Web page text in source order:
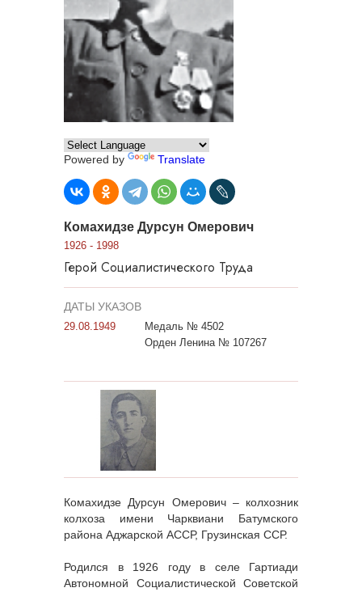
Powered by Translate
Комахидзе Дурсун Омерович
1926 - 1998
Герой Социалистического Труда
ДАТЫ УКАЗОВ
29.08.1949
Медаль № 4502
Орден Ленина № 107267
Комахидзе Дурсун Омерович – колхозник
колхоза имени Чарквиани Батумского
района Аджарской АССР, Грузинская ССР.
Родился в 1926 году в селе Гартиади
Автономной Социалистической Советской